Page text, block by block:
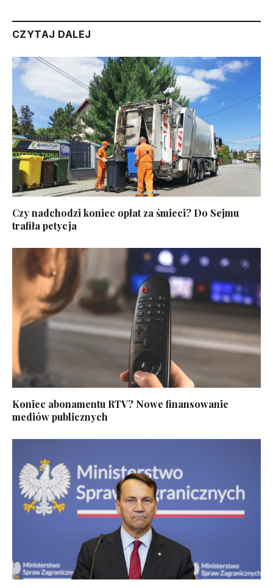
CZYTAJ DALEJ
Czy nadchodzi koniec opłat za śmieci? Do Sejmu
trafiła petycja
Koniec abonamentu RTV? Nowe finansowanie
mediów publicznych